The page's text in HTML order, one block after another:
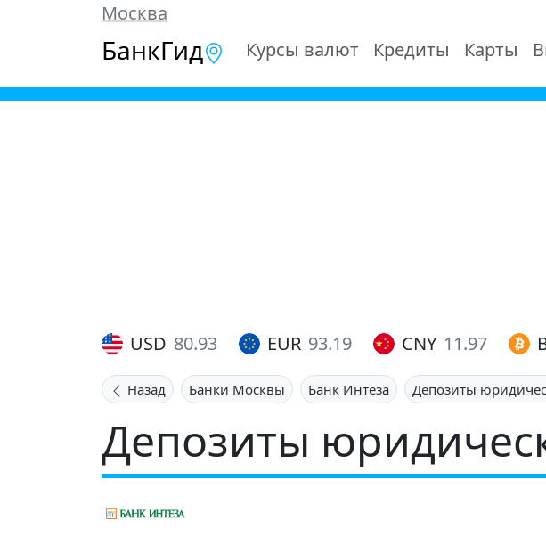
Москва
БанкГид Курсы валют Кредиты Карты
USD 80.93 EUR 93.19 CNY 11.97
Назад Банки Москвы Банк Интеза Депозиты
Депозиты